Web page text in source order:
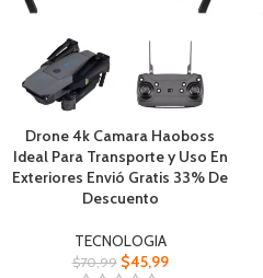
Drone 4k Camara Haoboss
Ideal Para Transporte y Uso En
Exteriores Envió Gratis 33% De
Descuento
TECNOLOGIA
$70,99 $45,99